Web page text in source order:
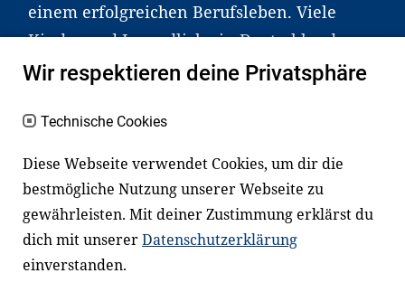
einem erfolgreichen Berufsleben. Viele
Kinder und Jugendliche in Deutschland
haben aber große Schwierigkeiten dabei.
an Familien sowie an Erzieher*innen,
Lehrer*innen und andere
Fachexpert*innen. Dafür arbeiten wir eng
mit Ministerien, wissenschaftlichen
Einrichtungen, Verbänden, Unternehmen
und anderen Stiftungen zusammen.
Wir respektieren deine Privatsphäre
Technische Cookies
Diese Webseite verwendet Cookies, um dir die
bestmögliche Nutzung unserer Webseite zu
gewährleisten. Mit deiner Zustimmung erklärst du
dich mit unsererDatenschutzerklärung
einverstanden.